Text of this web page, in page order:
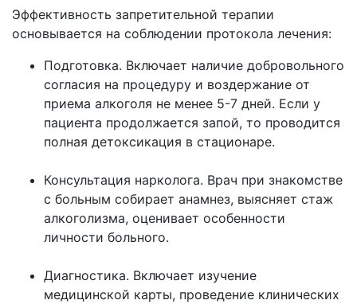
Эффективность запретительной терапии
основывается на соблюдении протокола лечения:
Подготовка. Включает наличие добровольного
согласия на процедуру и воздержание от
приема алкоголя не менее 5-7 дней. Если у
пациента продолжается запой, то проводится
полная детоксикация в стационаре.
Консультация нарколога. Врач при знакомстве
с больным собирает анамнез, выясняет стаж
алкоголизма, оценивает особенности
личности больного.
Диагностика. Включает изучение
медицинской карты, проведение клинических